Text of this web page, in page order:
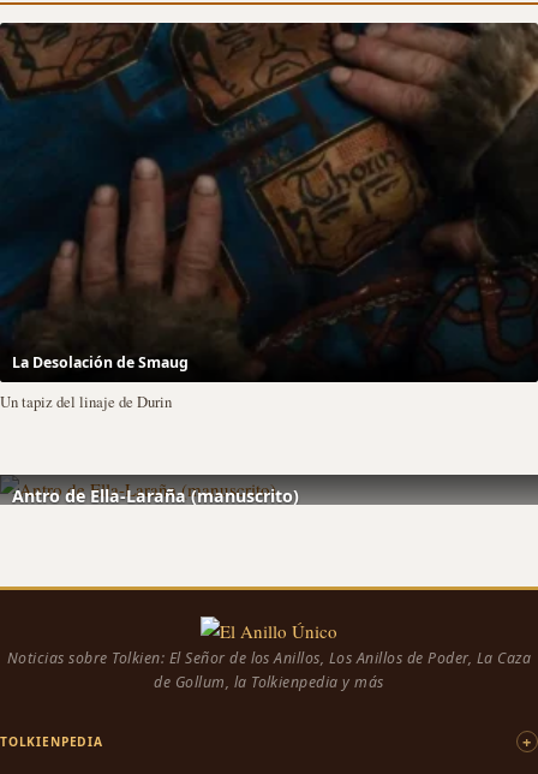
La Desolación de Smaug
Un tapiz del linaje de Durin
Antro de Ella-Laraña (manuscrito)
Noticias sobre Tolkien: El Señor de los Anillos, Los Anillos de Poder, La Caza
de Gollum, la Tolkienpedia y más
TOLKIENPEDIA